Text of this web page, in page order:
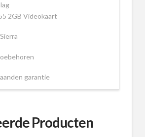
2GB Videokaart
garantie
Producten